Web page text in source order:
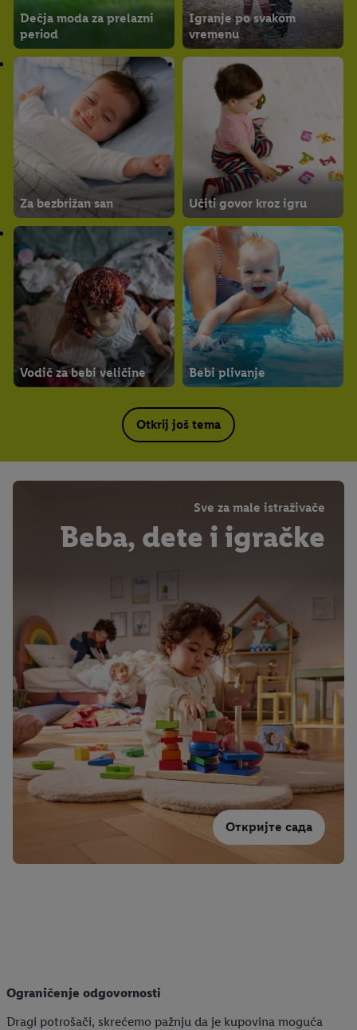
Dečja moda za prelazni
period
Igranje po svakom
vremenu
Za bezbrižan san Učiti govor kroz igru
Vodič za bebi veličine Bebi plivanje
Otkrij još tema
Sve za male istraživače
Beba, dete i igračke
Откријте сада
Ograničenje odgovornosti
Dragi potrošači, skrećemo pažnju da je kupovina moguća